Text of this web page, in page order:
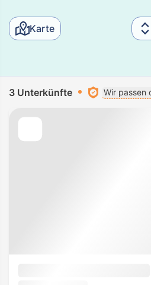
Karte
3 Unterkünfte Wir passen